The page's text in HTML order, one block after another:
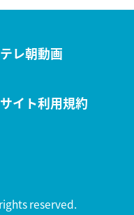
テレ朝動画
サイト利用規約
reserved.